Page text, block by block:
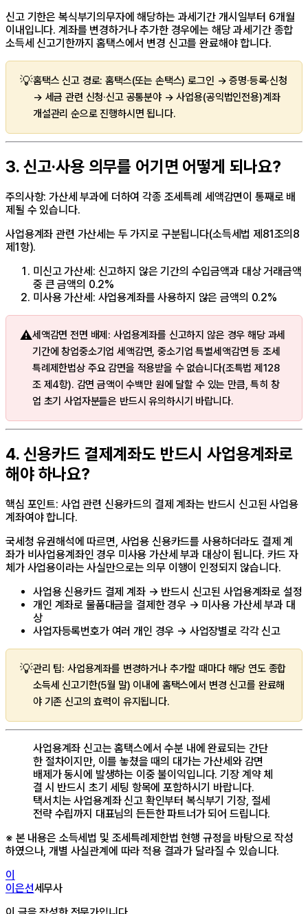
신고 기한은 복식부기의무자에 해당하는 과세기간 개시일부터 6개월
이내입니다. 계좌를 변경하거나 추가한 경우에는 해당 과세기간 종합
소득세 신고기한까지 홈택스에서 변경 신고를 완료해야 합니다.
💡홈택스 신고 경로: 홈택스(또는 손택스) 로그인 → 증명·등록·신청
→ 세금 관련 신청·신고 공통분야 → 사업용(공익법인전용)계좌
개설관리 순으로 진행하시면 됩니다.
3. 신고·사용 의무를 어기면 어떻게 되나요?
주의사항: 가산세 부과에 더하여 각종 조세특례 세액감면이 통째로 배
제될 수 있습니다.
사업용계좌 관련 가산세는 두 가지로 구분됩니다(소득세법 제81조의8
제1항).
미신고 가산세: 신고하지 않은 기간의 수입금액과 대상 거래금액
중 큰 금액의 0.2%
미사용 가산세: 사업용계좌를 사용하지 않은 금액의 0.2%
⚠️세액감면 전면 배제: 사업용계좌를 신고하지 않은 경우 해당 과세
기간에 창업중소기업 세액감면, 중소기업 특별세액감면 등 조세
특례제한법상 주요 감면을 적용받을 수 없습니다(조특법 제128
조 제4항). 감면 금액이 수백만 원에 달할 수 있는 만큼, 특히 창
업 초기 사업자분들은 반드시 유의하시기 바랍니다.
4. 신용카드 결제계좌도 반드시 사업용계좌로
해야 하나요?
핵심 포인트: 사업 관련 신용카드의 결제 계좌는 반드시 신고된 사업용
계좌여야 합니다.
국세청 유권해석에 따르면, 사업용 신용카드를 사용하더라도 결제 계
좌가 비사업용계좌인 경우 미사용 가산세 부과 대상이 됩니다. 카드 자
체가 사업용이라는 사실만으로는 의무 이행이 인정되지 않습니다.
사업용 신용카드 결제 계좌 → 반드시 신고된 사업용계좌로 설정
개인 계좌로 물품대금을 결제한 경우 → 미사용 가산세 부과 대
상
사업자등록번호가 여러 개인 경우 → 사업장별로 각각 신고
💡관리 팁: 사업용계좌를 변경하거나 추가할 때마다 해당 연도 종합
소득세 신고기한(5월 말) 이내에 홈택스에서 변경 신고를 완료해
야 기존 신고의 효력이 유지됩니다.
사업용계좌 신고는 홈택스에서 수분 내에 완료되는 간단
한 절차이지만, 이를 놓쳤을 때의 대가는 가산세와 감면
배제가 동시에 발생하는 이중 불이익입니다. 기장 계약 체
결 시 반드시 초기 세팅 항목에 포함하시기 바랍니다.
택서치는 사업용계좌 신고 확인부터 복식부기 기장, 절세
전략 수립까지 대표님의 든든한 파트너가 되어 드립니다.
※ 본 내용은 소득세법 및 조세특례제한법 현행 규정을 바탕으로 작성
하였으나, 개별 사실관계에 따라 적용 결과가 달라질 수 있습니다.
이
이은선세무사